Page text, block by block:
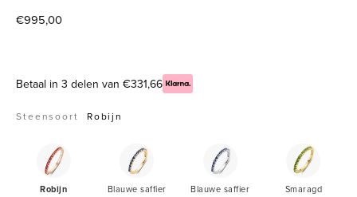
€995,00
Betaal in 3 delen van €331,66
Steensoort Robijn
Robijn
Robijn
Blauwe
saffier
Blauwe saffier
Blauwe
saffier
Blauwe saffier
Smaragd
Smaragd